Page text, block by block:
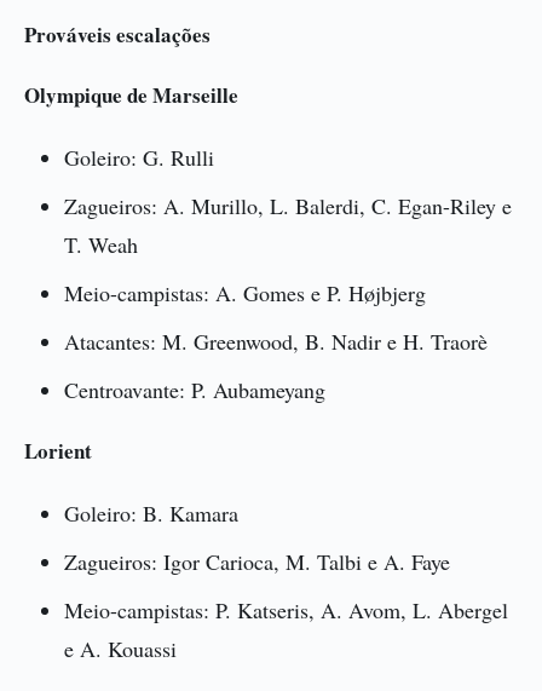
Prováveis escalações
Olympique de Marseille
Goleiro: G. Rulli
Zagueiros: A. Murillo, L. Balerdi, C. Egan-Riley e
T. Weah
Meio-campistas: A. Gomes e P. Højbjerg
Atacantes: M. Greenwood, B. Nadir e H. Traorè
Centroavante: P. Aubameyang
Lorient
Goleiro: B. Kamara
Zagueiros: Igor Carioca, M. Talbi e A. Faye
Meio-campistas: P. Katseris, A. Avom, L. Abergel
e A. Kouassi